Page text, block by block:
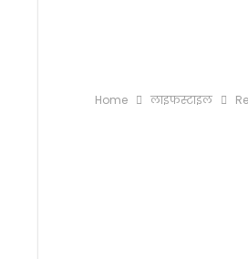
Home लाइफस्टाइल